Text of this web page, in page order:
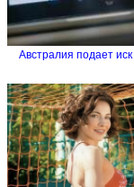
Австралия подает иск